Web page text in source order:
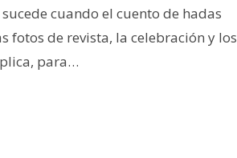
cuando el cuento de hadas
fotos de revista, la celebración y los
para…